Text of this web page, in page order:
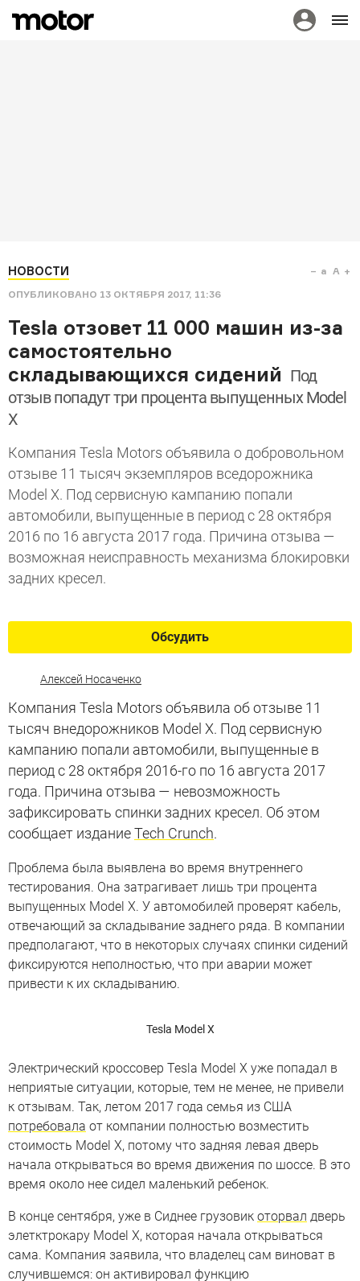
НОВОСТИ
ОПУБЛИКОВАНО 13 ОКТЯБРЯ 2017, 11:36
a A
Tesla отзовет 11 000 машин из-за
самостоятельно
складывающихся сидений Под
отзыв попадут три процента выпущенных Model
X
Компания Tesla Motors объявила о добровольном
отзыве 11 тысяч экземпляров вседорожника
Model X. Под сервисную кампанию попали
автомобили, выпущенные в период с 28 октября
2016 по 16 августа 2017 года. Причина отзыва —
возможная неисправность механизма блокировки
задних кресел.
Обсудить
Алексей Носаченко
Компания Tesla Motors объявила об отзыве 11
тысяч внедорожников Model X. Под сервисную
кампанию попали автомобили, выпущенные в
период с 28 октября 2016-го по 16 августа 2017
года. Причина отзыва — невозможность
зафиксировать спинки задних кресел. Об этом
сообщает изданиеTech Crunch.
Проблема была выявлена во время внутреннего
тестирования. Она затрагивает лишь три процента
выпущенных Model X. У автомобилей проверят кабель,
отвечающий за складывание заднего ряда. В компании
предполагают, что в некоторых случаях спинки сидений
фиксируются неполностью, что при аварии может
привести к их складыванию.
Tesla Model X
Электрический кроссовер Tesla Model X уже попадал в
неприятые ситуации, которые, тем не менее, не привели
к отзывам. Так, летом 2017 года семья из США
потребовала от компании полностью возместить
стоимость Model X, потому что задняя левая дверь
начала открываться во время движения по шоссе. В это
время около нее сидел маленький ребенок.
В конце сентября, уже в Сиднее грузовик оторвал дверь
элетктрокару Model X, которая начала открываться
сама. Компания заявила, что владелец сам виноват в
случившемся: он активировал функцию